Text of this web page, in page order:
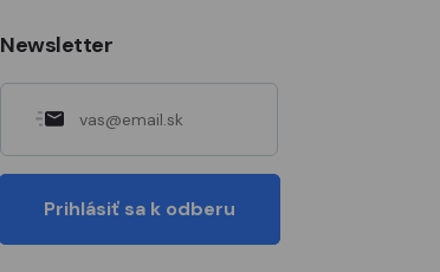
Newsletter
Prihlásiť sa k odberu